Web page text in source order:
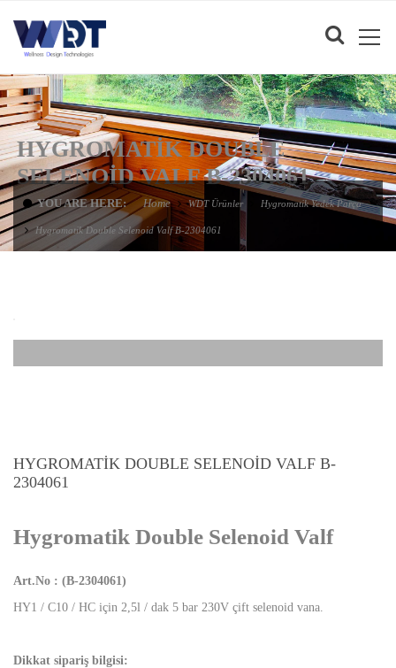
HYGROMATIK DOUBLE
SELENOID VALF B-2304061
YOU ARE HERE: Home WDT Ürünler Hygromatik Yedek Parça
Hygromatik Double Selenoid Valf B-2304061
HYGROMATIK DOUBLE SELENOID VALF B-
2304061
Hygromatik Double Selenoid Valf
Art.No : (B-2304061)
HY1 / C10 / HC için 2,5l / dak 5 bar 230V çift selenoid vana.
Dikkat sipariş bilgisi: